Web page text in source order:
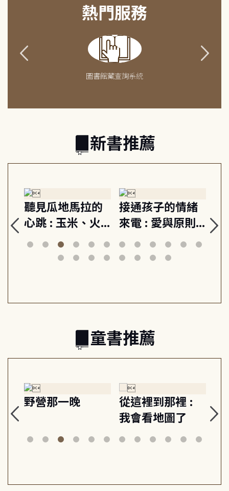
熱門服務
圖書館藏查詢系統
新書推薦
聽見瓜地馬拉的
心跳 : 玉米、火
山與信仰, 外交官
筆下的現代馬雅
接通孩子的情緒
來電 : 愛與原則,
建立教養的安定
節奏 22個行動練
關
童書推薦
野營那一晚
從這裡到那裡 :
我會看地圖了
美